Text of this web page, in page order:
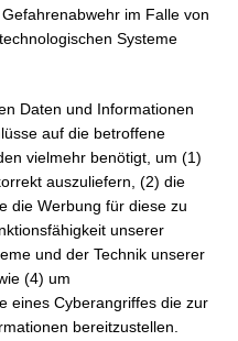
im Falle von
Systeme
Daten und Informationen
auf die betroffene
vielmehr benötigt, um (1)
auszuliefern, (2) die
die Werbung für diese zu
unserer
und der Technik unserer
(4) um
eines Cyberangriffes die zur
bereitzustellen.